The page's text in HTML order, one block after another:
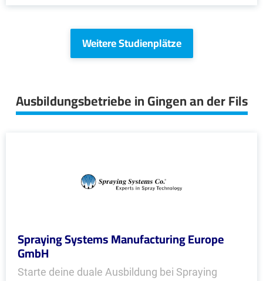
Weitere Studienplätze
Ausbildungsbetriebe in Gingen an der Fils
Spraying Systems Manufacturing Europe
GmbH
Starte deine duale Ausbildung bei Spraying